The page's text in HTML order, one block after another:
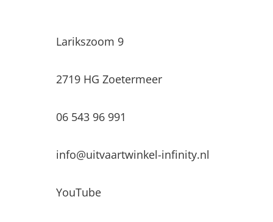
Larikszoom 9
2719 HG Zoetermeer
06 543 96 991
info@uitvaartwinkel-infinity.nl
YouTube